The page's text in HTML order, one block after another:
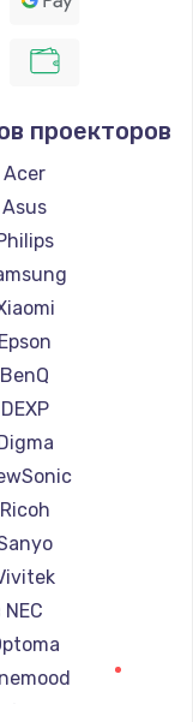
проекторов
Acer